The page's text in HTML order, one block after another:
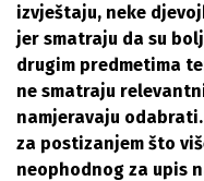
izvještaju, neke
jer smatraju da su
drugim predmetima
ne smatraju
namjeravaju
za postizanjem što
neophodnog za upis